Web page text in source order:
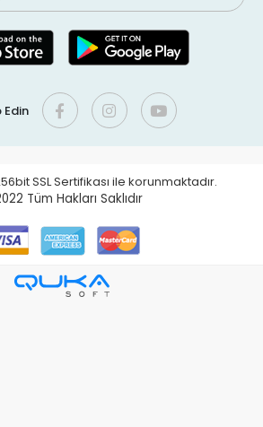
Edin
SSL Sertifikası ile korunmaktadır.
Tüm Hakları Saklıdır